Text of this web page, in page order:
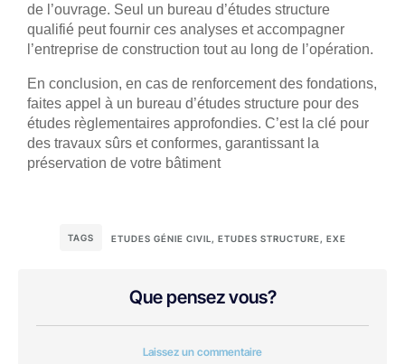
de l’ouvrage. Seul un bureau d’études structure
qualifié peut fournir ces analyses et accompagner
l’entreprise de construction tout au long de l’opération.
En conclusion, en cas de renforcement des fondations,
faites appel à un bureau d’études structure pour des
études règlementaires approfondies. C’est la clé pour
des travaux sûrs et conformes, garantissant la
préservation de votre bâtiment
TAGS ETUDES GÉNIE CIVIL , ETUDES STRUCTURE, EXE
Que pensez vous?
Laissez un commentaire